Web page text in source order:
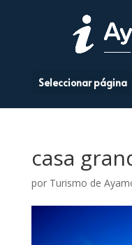
Seleccionar página
casa
por Turismo de